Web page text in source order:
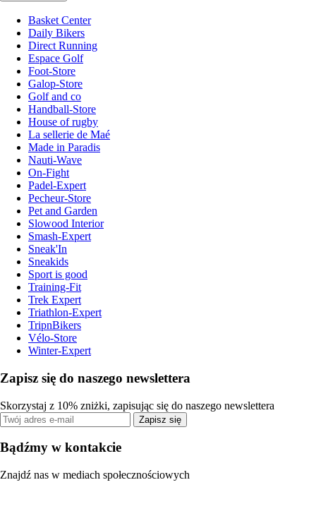
Basket Center
Daily Bikers
Direct Running
Espace Golf
Foot-Store
Galop-Store
Golf and co
Handball-Store
House of rugby
La sellerie de Maé
Made in Paradis
Nauti-Wave
On-Fight
Padel-Expert
Pecheur-Store
Pet and Garden
Slowood Interior
Smash-Expert
Sneak'In
Sneakids
Sport is good
Training-Fit
Trek Expert
Triathlon-Expert
TripnBikers
Vélo-Store
Winter-Expert
Zapisz się do naszego newslettera
Skorzystaj z 10% zniżki, zapisując się do naszego newslettera
Zapisz się
Bądźmy w kontakcie
Znajdź nas w mediach społecznościowych